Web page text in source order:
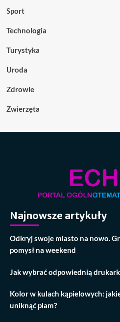
Sport
Technologia
Turystyka
Uroda
Zdrowie
Zwierzęta
Najnowsze artykuły
Odkryj swoje miasto na nowo.
pomysł na weekend
Jak wybrać odpowiednią
Kolor w kulach kąpielowych:
uniknąć plam?